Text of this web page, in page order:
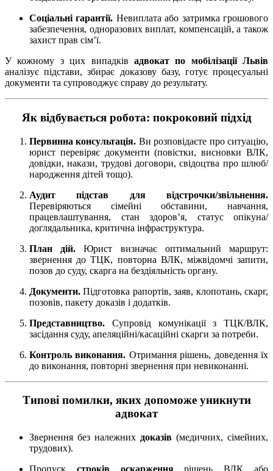
Соціальні гарантії. Невиплата або затримка грошового
забезпечення, одноразових виплат, компенсацій, а також
захист прав сім’ї.
У кожному з цих випадків адвокат по мобілізації Львів
аналізує підстави, збирає доказову базу, готує процесуальні
документи та супроводжує справу до результату.
Як відбувається робота: покроковий підхід
Первинна консультація. Ви розповідаєте про ситуацію,
юрист перевіряє документи (повістки, висновки ВЛК,
довідки, накази, трудові договори, свідоцтва про шлюб/
народження дітей тощо).
Аудит підстав для відстрочки/звільнення.
Перевіряються сімейні обставини, навчання,
працевлаштування, стан здоров’я, статус опікуна/
доглядальника, критична інфраструктура.
План дій. Юрист визначає оптимальний маршрут:
звернення до ТЦК, повторна ВЛК, міжвідомчі запити,
позов до суду, скарга на бездіяльність органу.
Документи. Підготовка рапортів, заяв, клопотань, скарг,
позовів, пакету доказів і додатків.
Представництво. Супровід комунікації з ТЦК/ВЛК,
засідання суду, апеляційні/касаційні скарги за потреби.
Контроль виконання. Отримання рішень, доведення їх
до виконання, повторні звернення при невиконанні.
Типові помилки, яких допоможе уникнути
адвокат
Звернення без належних доказів (медичних, сімейних,
трудових).
Пропуск строків оскарженнярішень ВЛК або